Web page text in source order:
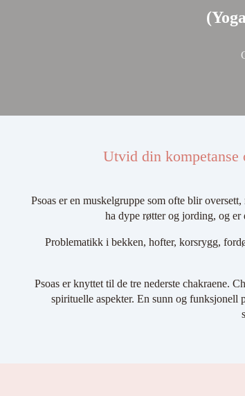
Utvid din kompetanse
Psoas er en muskelgruppe som ofte blir
ha dype røtter og jording, og
Problematikk i bekken, hofter, korsrygg,
Psoas er knyttet til de tre nederste chakraene.
spirituelle aspekter. En sunn og funksjonell